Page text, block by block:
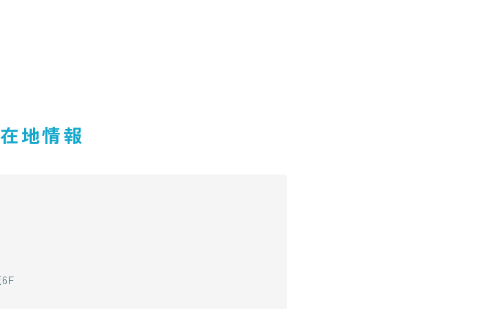
地情報